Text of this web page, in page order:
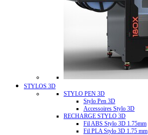
STYLOS 3D
STYLO PEN 3D
Stylo Pen 3D
Accessoires Stylo 3D
RECHARGE STYLO 3D
Fil ABS Stylo 3D 1.75mm
Fil PLA Stylo 3D 1.75 mm